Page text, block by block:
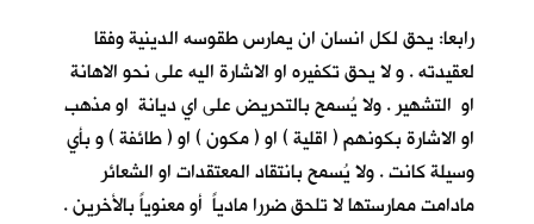
رابعا: يحق لكل انسان ان يمارس طقوسه الدينية وفقا
لعقيدته . و لا يحق تكفيره او الاشارة اليه على نحو الاهانة
او التشهير . ولا يُسمح بالتحريض على اي ديانة او مذهب
او الاشارة بكونهم ( اقلية ) او ( مكون ) او ( طائفة ) و بأي
وسيلة كانت . ولا يُسمح بانتقاد المعتقدات او الشعائر
مادامت ممارستها لا تلحق ضررا مادياً أو معنوياً بالأخرين .